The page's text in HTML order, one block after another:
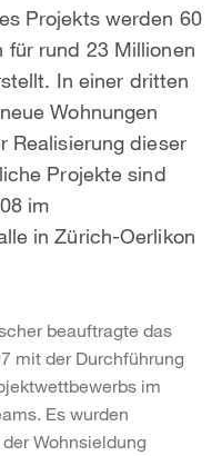
Projekts werden 60
für rund 23 Millionen
In einer dritten
Wohnungen
Realisierung dieser
Projekte sind
im
in Zürich-Oerlikon
beauftragte das
mit der Durchführung
im
Es wurden
Wohnsieldung